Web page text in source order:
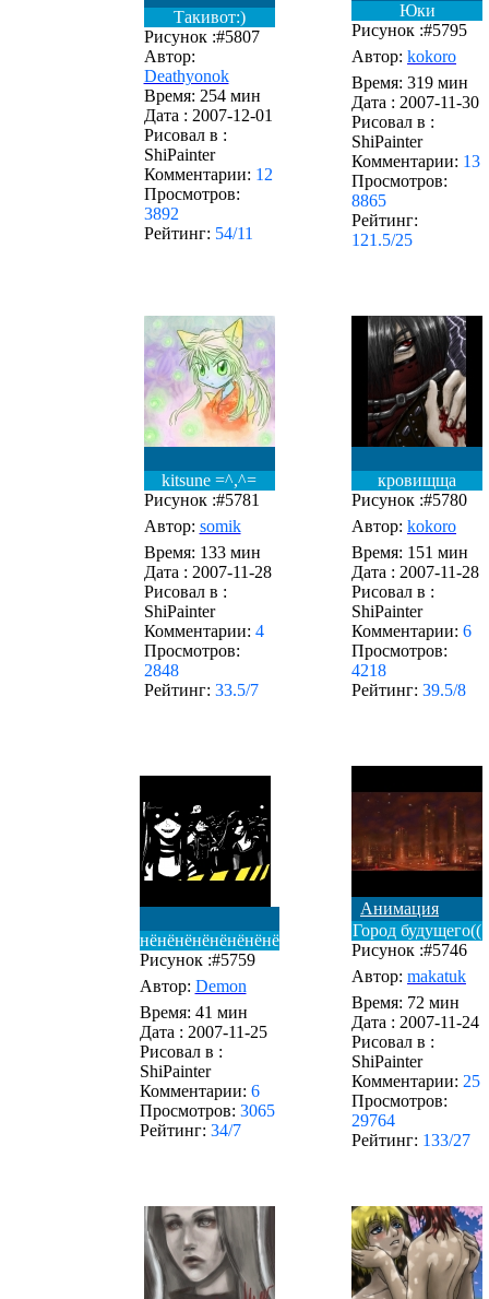
Такивот:)
Рисунок :#5807
Автор:
Deathyonok
Время: 254 мин
Дата : 2007-12-01
Рисовал в :
ShiPainter
Комментарии: 12
Просмотров:
3892
Рейтинг: 54/11
Юки
Рисунок :#5795
Автор: kokoro
Время: 319 мин
Дата : 2007-11-30
Рисовал в :
ShiPainter
Комментарии: 13
Просмотров:
8865
Рейтинг:
121.5/25
kitsune =^,^=
Рисунок :#5781
Автор: somik
Время: 133 мин
Дата : 2007-11-28
Рисовал в :
ShiPainter
Комментарии: 4
Просмотров:
2848
Рейтинг: 33.5/7
кровищща
Рисунок :#5780
Автор: kokoro
Время: 151 мин
Дата : 2007-11-28
Рисовал в :
ShiPainter
Комментарии: 6
Просмотров:
4218
Рейтинг: 39.5/8
нёнёнёнёнёнёнёнё
Рисунок :#5759
Автор: Demon
Время: 41 мин
Дата : 2007-11-25
Рисовал в :
ShiPainter
Комментарии: 6
Просмотров: 3065
Рейтинг: 34/7
Анимация
Город будущего((
Рисунок :#5746
Автор: makatuk
Время: 72 мин
Дата : 2007-11-24
Рисовал в :
ShiPainter
Комментарии: 25
Просмотров:
29764
Рейтинг: 133/27